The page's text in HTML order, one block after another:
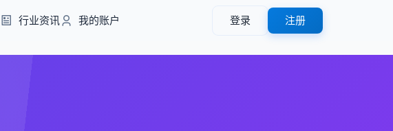
行业资讯 我的账户 登录 注册